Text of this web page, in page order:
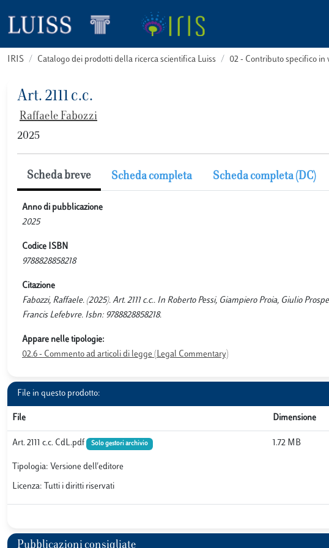
IRIS Catalogo dei prodotti della ricerca scientifica Luiss 02 - Contributo specifico in
Art. 2111 c.c.
Raffaele Fabozzi
2025
Scheda breve Scheda completa Scheda completa (DC)
Anno di pubblicazione
2025
Codice ISBN
9788828858218
Citazione
Fabozzi, Raffaele. (2025). Art. 2111 c.c.. In Roberto Pessi, Giampiero Proia, Giulio
Francis Lefebvre. Isbn: 9788828858218.
Appare nelle tipologie:
02.6 - Commento ad articoli di legge (Legal Commentary)
File in questo prodotto:
File Dimensione
Art. 2111 c.c. CdL.pdf Solo gestori archivio
Tipologia: Versione dell'editore
Licenza: Tutti i diritti riservati
1.72 MB
Pubblicazioni consigliate